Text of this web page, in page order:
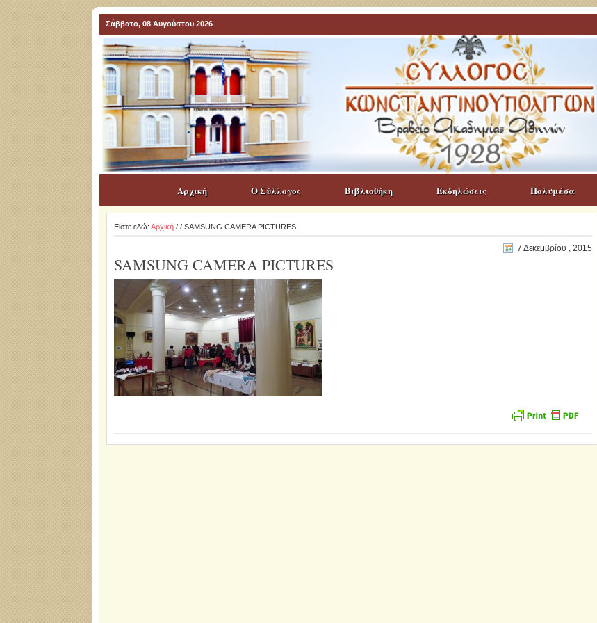
Σάββατο, 08 Αυγούστου 2026
Αρχική Ο Σύλλογος Βιβλιοθήκη Εκδηλώσεις Πολυμέσα
Είστε εδώ: Αρχική/ / SAMSUNG CAMERA PICTURES
7 Δεκεμβρίου , 2015
SAMSUNG CAMERA PICTURES